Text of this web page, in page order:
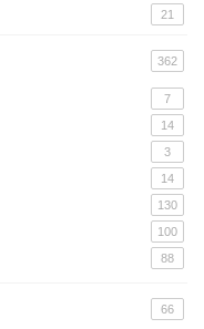
21
362
7
14
3
14
130
100
88
66